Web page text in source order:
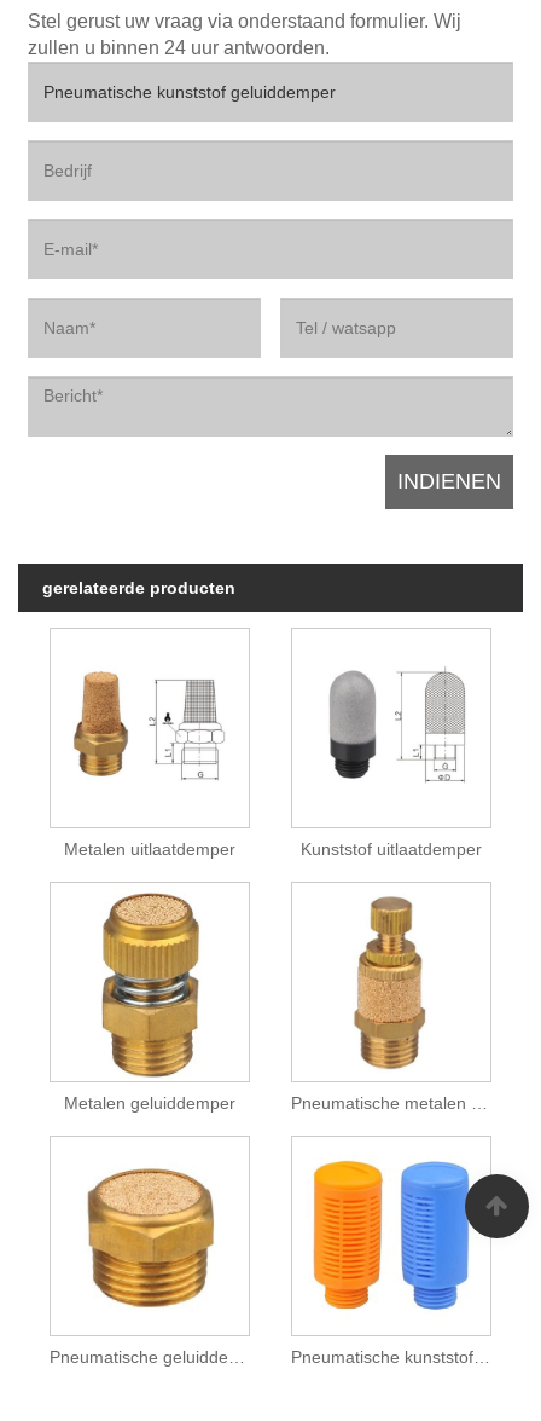
Stel gerust uw vraag via onderstaand formulier. Wij
zullen u binnen 24 uur antwoorden.
gerelateerde producten
Metalen uitlaatdemper Kunststof uitlaatdemper
Metalen geluiddemper Pneumatische metalen uitlaat